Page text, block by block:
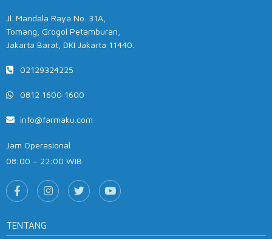
Jl. Mandala Raya No. 31A,
Tomang, Grogol Petamburan,
Jakarta Barat, DKI Jakarta 11440.
02129324225
0812 1600 1600
info@farmaku.com
Jam Operasional
08:00 – 22:00 WIB
TENTANG